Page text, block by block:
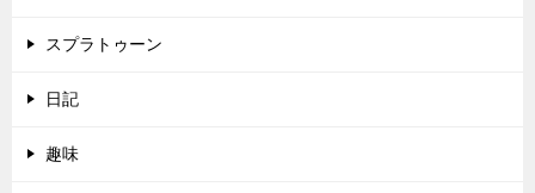
スプラトゥーン
日記
趣味